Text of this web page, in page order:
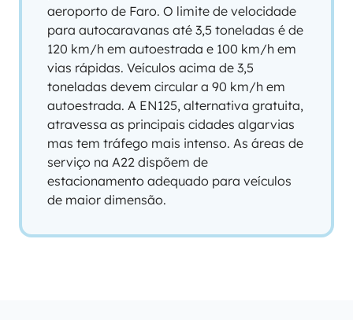
aeroporto de Faro. O limite de velocidade
para autocaravanas até 3,5 toneladas é de
120 km/h em autoestrada e 100 km/h em
vias rápidas. Veículos acima de 3,5
toneladas devem circular a 90 km/h em
autoestrada. A EN125, alternativa gratuita,
atravessa as principais cidades algarvias
mas tem tráfego mais intenso. As áreas de
serviço na A22 dispõem de
estacionamento adequado para veículos
de maior dimensão.